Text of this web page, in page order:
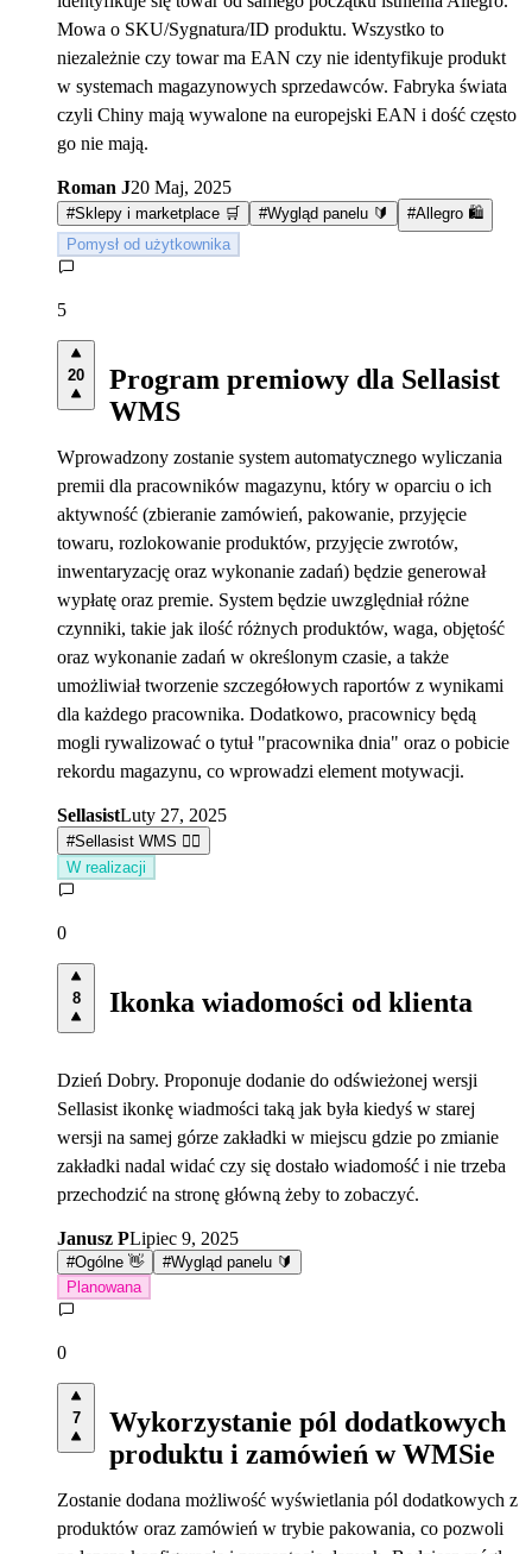
Mowa o SKU/Sygnatura/ID produktu. Wszystko to
niezależnie czy towar ma EAN czy nie identyfikuje produkt
w systemach magazynowych sprzedawców. Fabryka świata
czyli Chiny mają wywalone na europejski EAN i dość często
go nie mają.
Roman J20 Maj, 2025
#Sklepy i marketplace 🛒 #Wygląd panelu 🔰 #Allegro 🛍️
Pomysł od użytkownika
5
20
Program premiowy dla Sellasist
WMS
Wprowadzony zostanie system automatycznego wyliczania
premii dla pracowników magazynu, który w oparciu o ich
aktywność (zbieranie zamówień, pakowanie, przyjęcie
towaru, rozlokowanie produktów, przyjęcie zwrotów,
inwentaryzację oraz wykonanie zadań) będzie generował
wypłatę oraz premie. System będzie uwzględniał różne
czynniki, takie jak ilość różnych produktów, waga, objętość
oraz wykonanie zadań w określonym czasie, a także
umożliwiał tworzenie szczegółowych raportów z wynikami
dla każdego pracownika. Dodatkowo, pracownicy będą
mogli rywalizować o tytuł "pracownika dnia" oraz o pobicie
rekordu magazynu, co wprowadzi element motywacji.
SellasistLuty 27, 2025
#Sellasist WMS 👷‍♀️
W realizacji
0
8 Ikonka wiadomości od klienta
Dzień Dobry. Proponuje dodanie do odświeżonej wersji
Sellasist ikonkę wiadmości taką jak była kiedyś w starej
wersji na samej górze zakładki w miejscu gdzie po zmianie
zakładki nadal widać czy się dostało wiadomość i nie trzeba
przechodzić na stronę główną żeby to zobaczyć.
Janusz PLipiec 9, 2025
#Ogólne 👋 #Wygląd panelu 🔰
Planowana
0
7
Wykorzystanie pól dodatkowych
produktu i zamówień w WMSie
Zostanie dodana możliwość wyświetlania pól dodatkowych z
produktów oraz zamówień w trybie pakowania, co pozwoli